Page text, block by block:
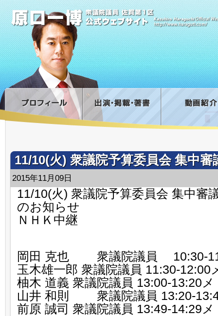
11/10(火) 衆議院予算委員会 集中
2015年11月09日
11/10(火) 衆議院予算委員会 集中審
のお知らせ
ＮＨＫ中継
岡田 克也 衆議院議員 10:30-
玉木雄一郎 衆議院議員 11:30-12:00
柚木 道義 衆議院議員 13:00-13:20メ
山井 和則 衆議院議員 13:20-
前原 誠司 衆議院議員 13:49-14:29メ